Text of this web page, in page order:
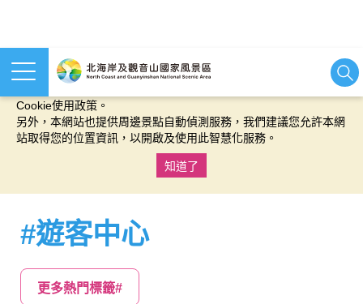
本網站使用cookies等相關技術以持續優化網站服務，並有助於為
Cookie使用政策。
另外，本網站也提供周邊景點自動偵測服務，我們建議您允許本網
站取得您的位置資訊，以開啟及使用此智慧化服務。
知道了
#遊客中心
更多熱門標籤#